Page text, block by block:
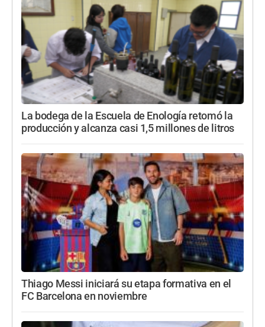
La bodega de la Escuela de Enología retomó la
producción y alcanza casi 1,5 millones de litros
Thiago Messi iniciará su etapa formativa en el
FC Barcelona en noviembre